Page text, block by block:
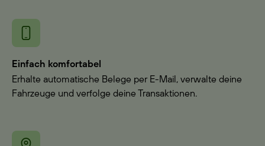
Einfach komfortabel
Erhalte automatische Belege per E-Mail, verwalte deine
Fahrzeuge und verfolge deine Transaktionen.